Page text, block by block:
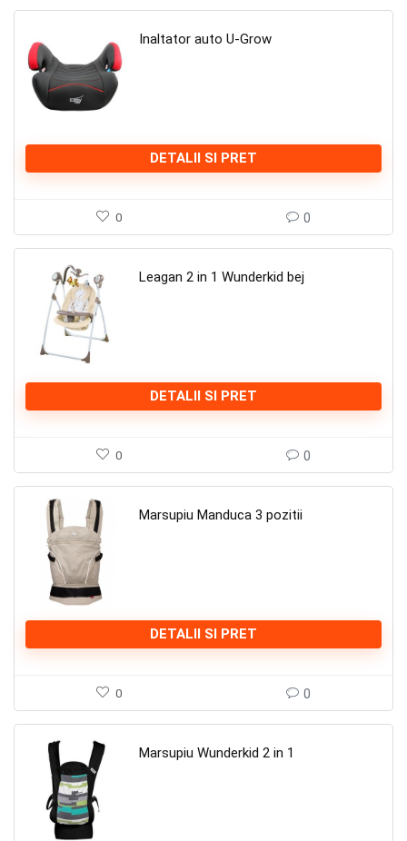
Inaltator auto U-Grow
DETALII SI PRET
0 0
Leagan 2 in 1 Wunderkid bej
DETALII SI PRET
0 0
Marsupiu Manduca 3 pozitii
DETALII SI PRET
0 0
Marsupiu Wunderkid 2 in 1